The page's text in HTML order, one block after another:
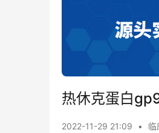
热休克蛋白
2022-11-29 21:09 • 临